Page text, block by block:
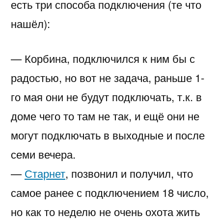
есть три способа подключения (те что
нашёл):
— Корбина, подключился к ним бы с
радостью, но вот не задача, раньше 1-
го мая они не будут подключать, т.к. в
доме чего то там не так, и ещё они не
могут подключать в выходные и после
семи вечера.
— Старнет, позвонил и получил, что
самое ранее с подключением 18 число,
но как то неделю не очень охота жить